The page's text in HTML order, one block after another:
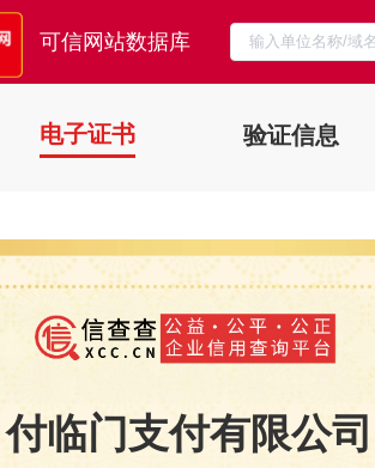
可信网站数据库
电子证书 验证信息
付临门支付有限公司